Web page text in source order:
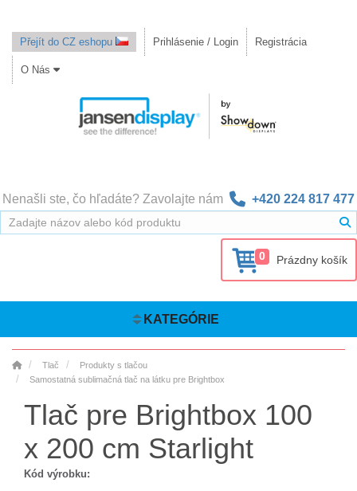
Přejít do CZ eshopu Prihlásenie / Login Registrácia
O Nás
Nenašli ste, čo hľadáte? Zavolajte nám +420 224 817 477
0 Prázdny košík
KATEGÓRIE
Tlač
Produkty s tlačou
Samostatná sublimačná tlač na látku pre Brightbox
Tlač pre Brightbox 100
x 200 cm Starlight
Kód výrobku: